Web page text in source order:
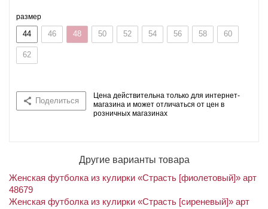
размер
44 46 48 50 52 54 56 58 60
62
Поделиться
Цена действительна только для интернет-
магазина и может отличаться от цен в
розничных магазинах
Другие варианты товара
Женская футболка из кулирки «Страсть [фиолетовый]» арт
48679
Женская футболка из кулирки «Страсть [сиреневый]» арт